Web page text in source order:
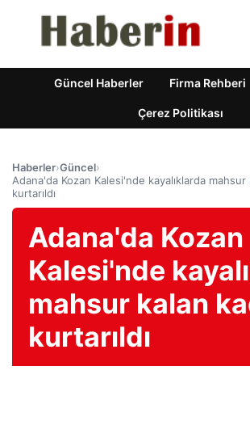
Güncel Haberler Firma Rehberi
Çerez Politikası
Haberler›Güncel›
Adana'da Kozan Kalesi'nde kayalıklarda mahsur
kurtarıldı
Adana'da Kozan
Kalesi'nde
mahsur kalan
kurtarıldı